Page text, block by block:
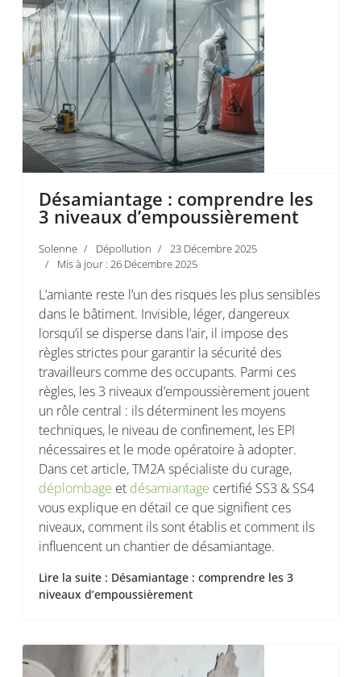
Désamiantage : comprendre les
3 niveaux d’empoussièrement
Solenne Dépollution
23 Décembre 2025
Mis à jour : 26 Décembre 2025
L’amiante reste l’un des risques les plus sensibles
dans le bâtiment. Invisible, léger, dangereux
lorsqu’il se disperse dans l’air, il impose des
règles strictes pour garantir la sécurité des
travailleurs comme des occupants. Parmi ces
règles, les 3 niveaux d’empoussièrement jouent
un rôle central : ils déterminent les moyens
techniques, le niveau de confinement, les EPI
nécessaires et le mode opératoire à adopter.
Dans cet article, TM2A spécialiste du curage,
déplombage et désamiantage certifié SS3 & SS4
vous explique en détail ce que signifient ces
niveaux, comment ils sont établis et comment ils
influencent un chantier de désamiantage.
Lire la suite : Désamiantage : comprendre les 3
niveaux d’empoussièrement